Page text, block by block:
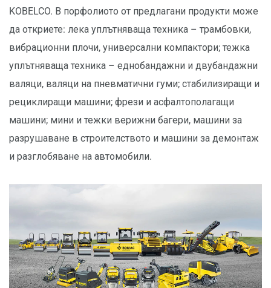
KOBELCO. В порфолиото от предлагани продукти може
да откриете: лека уплътняваща техника – трамбовки,
вибрационни плочи, универсални компактори; тежка
уплътняваща техника – еднобандажни и двубандажни
валяци, валяци на пневматични гуми; стабилизиращи и
рециклиращи машини; фрези и асфалтополагащи
машини; мини и тежки верижни багери, машини за
разрушаване в строителството и машини за демонтаж
и разглобяване на автомобили.